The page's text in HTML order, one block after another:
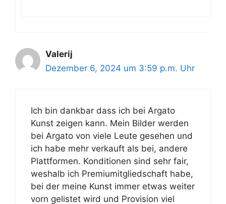
Valerij
Dezember 6, 2024 um 3:59 p.m. Uhr
Ich bin dankbar dass ich bei Argato
Kunst zeigen kann. Mein Bilder werden
bei Argato von viele Leute gesehen und
ich habe mehr verkauft als bei, andere
Plattformen. Konditionen sind sehr fair,
weshalb ich Premiumitgliedschaft habe,
bei der meine Kunst immer etwas weiter
vorn gelistet wird und Provision viel